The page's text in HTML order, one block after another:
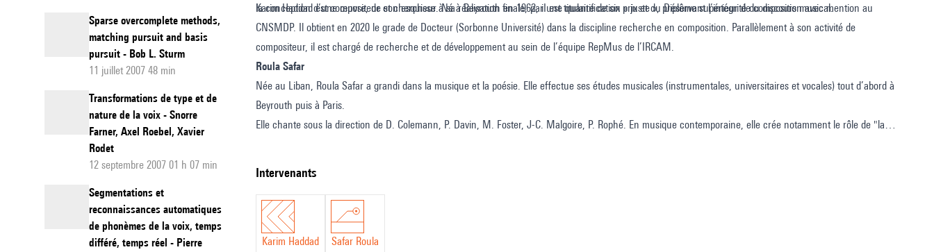
Sparse overcomplete methods,
matching pursuit and basis
pursuit - Bob L. Sturm
11 juillet 2007 48 min
Transformations de type et de
nature de la voix - Snorre
Farner, Axel Roebel, Xavier
Rodet
12 septembre 2007 01 h 07 min
Segmentations et
reconnaissances automatiques
de phonèmes de la voix, temps
différé, temps réel - Pierre
la conception d’une œuvre, de son esquisse à sa réalisation finale, par une quantification « juste », préservant l’intégrité du discours musical.
Karim Haddad est compositeur et chercheur. Né à Beyrouth en 1962, iI est titulaire de six prix et du Diplôme supérieur de composition avec mention au
CNSMDP. Il obtient en 2020 le grade de Docteur (Sorbonne Université) dans la discipline recherche en composition. Parallèlement à son activité de
compositeur, il est chargé de recherche et de développement au sein de l’équipe RepMus de l’IRCAM.
Roula Safar
Née au Liban, Roula Safar a grandi dans la musique et la poésie. Elle effectue ses études musicales (instrumentales, universitaires et vocales) tout d’abord à
Beyrouth puis à Paris.
Elle chante sous la direction de D. Colemann, P. Davin, M. Foster, J-C. Malgoire, P. Rophé. En musique contemporaine, elle crée notamment le rôle de "la
intervenants
Karim Haddad Safar Roula